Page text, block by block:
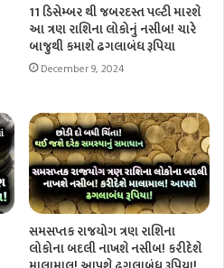
11 ડિસેમ્બર થી જબરદસ્ત પલ્ટી મારશે
આ ત્રણ રાશિના લોકોનું નસીબ! ચારે
બાજુથી કમાશે ઢગલાબંધ રૂપિયા
December 9, 2024
સમસપ્તક રાજયોગ ત્રણ રાશિના
લોકોના બદલી નાખશે નસીબ! કરીદેશે